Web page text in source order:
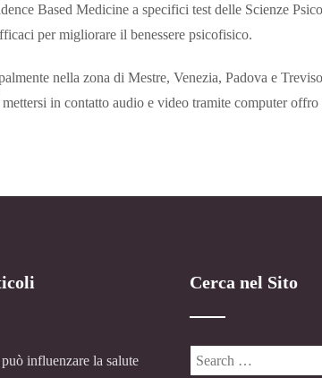
Based Medicine a specifici test delle Scienze
per migliorare il benessere psicofisico.
nella zona di Mestre, Venezia, Padova e
in contatto audio e video tramite computer
influenzare la salute
Cerca nel Sito